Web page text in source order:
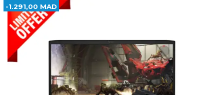
-1.291,00 MAD